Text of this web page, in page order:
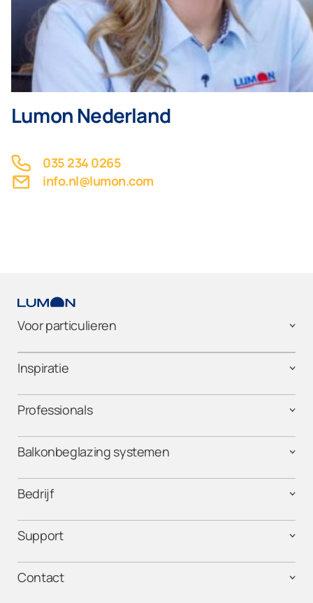
Voor particulieren
Lumon Nederland
035 234 0265
info.nl@lumon.com
Voor particulieren
Inspiratie
Professionals
Balkonbeglazing systemen
Bedrijf
Support
Contact